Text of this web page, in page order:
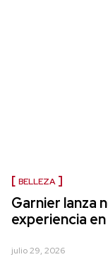
BELLEZA
Garnier lanza
experiencia
julio 29, 2026